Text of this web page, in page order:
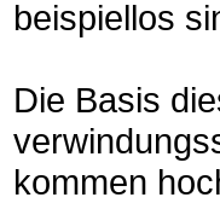
beispiellos
Die Basis
kommen